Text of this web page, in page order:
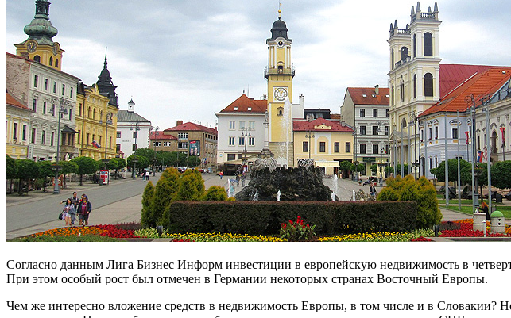
Согласно данным Лига Бизнес Информ инвестиции в европейскую недвижимость в
При этом особый рост был отмечен в Германии некоторых странах Восточный Европы.
Чем же интересно вложение средств в недвижимость Европы, в том числе и в Словакии?